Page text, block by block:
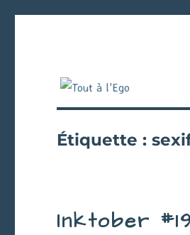
Étiquette :
Inktober